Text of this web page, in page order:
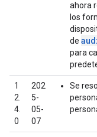
ahora
los
de
para
1
2.
4.
0
202
5-
05-
07
Se